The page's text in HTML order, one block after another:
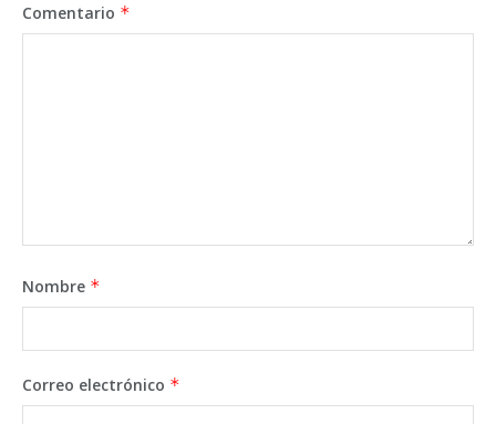
Comentario *
Nombre *
Correo electrónico *